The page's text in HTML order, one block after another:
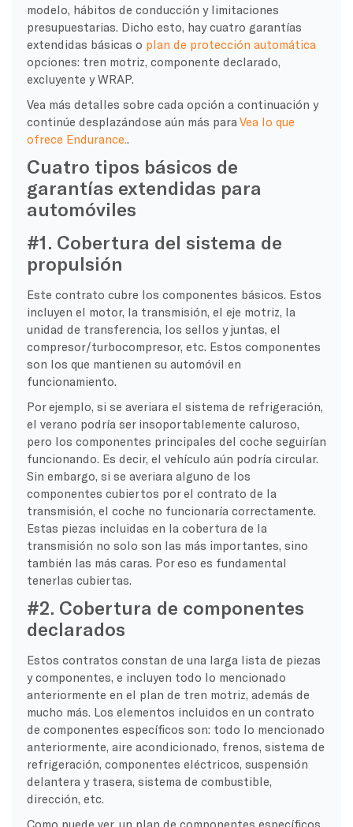
modelo, hábitos de conducción y limitaciones
presupuestarias. Dicho esto, hay cuatro garantías
extendidas básicas o plan de protección automática
opciones: tren motriz, componente declarado,
excluyente y WRAP.
Vea más detalles sobre cada opción a continuación y
continúe desplazándose aún más para Vea lo que
ofrece Endurance.
Cuatro tipos básicos de
garantías extendidas para
automóviles
#1. Cobertura del sistema de
propulsión
Este contrato cubre los componentes básicos. Estos
incluyen el motor, la transmisión, el eje motriz, la
unidad de transferencia, los sellos y juntas, el
compresor/turbocompresor, etc. Estos componentes
son los que mantienen su automóvil en
funcionamiento.
Por ejemplo, si se averiara el sistema de refrigeración,
el verano podría ser insoportablemente caluroso,
pero los componentes principales del coche seguirían
funcionando. Es decir, el vehículo aún podría circular.
Sin embargo, si se averiara alguno de los
componentes cubiertos por el contrato de la
transmisión, el coche no funcionaría correctamente.
Estas piezas incluidas en la cobertura de la
transmisión no solo son las más importantes, sino
también las más caras. Por eso es fundamental
tenerlas cubiertas.
#2. Cobertura de componentes
declarados
Estos contratos constan de una larga lista de piezas
y componentes, e incluyen todo lo mencionado
anteriormente en el plan de tren motriz, además de
mucho más. Los elementos incluidos en un contrato
de componentes específicos son: todo lo mencionado
anteriormente, aire acondicionado, frenos, sistema de
refrigeración, componentes eléctricos, suspensión
delantera y trasera, sistema de combustible,
dirección, etc.
Como puede ver, un plan de componentes específicos